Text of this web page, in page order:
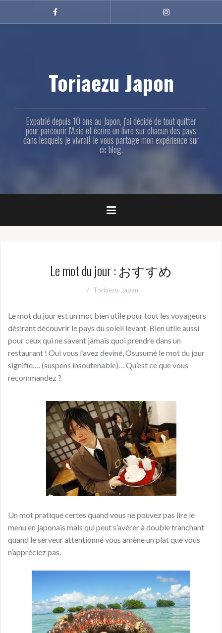
Facebook
Toriaezu Japon
Expatrié depuis 10 ans au Japon, j'ai décidé de tout quitter
pour parcourir l'Asie et écrire un livre sur chacun des pays
dans lesquels je vivrai! Je vous partage mon expérience sur
ce blog.
Le mot du jour : おすすめ
Toriaezu-Japan
Le mot du jour est un mot bien utile pour tout les voyageurs
désirant découvrir le pays du soleil levant. Bien utile aussi
pour ceux qui ne savent jamais quoi prendre dans un
restaurant ! Oui vous l’avez deviné, Osusumé le mot du jour
signifie…. (suspens insoutenable)… Qu’est ce que vous
recommandez ?
Un mot pratique certes quand vous ne pouvez pas lire le
menu en japonais mais qui peut s’avérer à double tranchant
quand le serveur attentionné vous amène un plat que vous
n’appréciez pas.